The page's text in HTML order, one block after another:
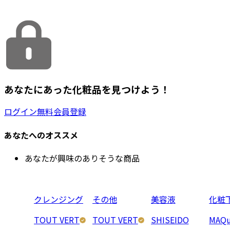
あなたにあった化粧品を見つけよう！
ログイン無料会員登録
あなたへのオススメ
あなたが興味のありそうな商品
クレンジング
TOUT VERT
その他
TOUT VERT
美容液
SHISEIDO
化粧